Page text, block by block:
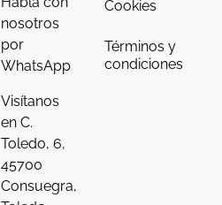
nosotros
por
WhatsApp
Visítanos
en C.
Toledo, 6,
45700
Consuegra,
Cookies
Términos y
condiciones